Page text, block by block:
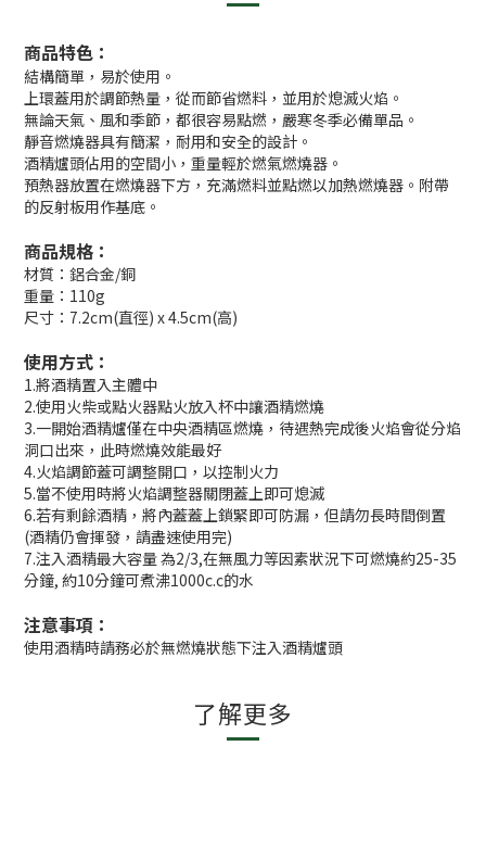
商品特色：
結構簡單，易於使用。
上環蓋用於調節熱量，從而節省燃料，並用於熄滅火焰。
無論天氣、風和季節，都很容易點燃，嚴寒冬季必備單品。
靜音燃燒器具有簡潔，耐用和安全的設計。
酒精爐頭佔用的空間小，重量輕於燃氣燃燒器。
預熱器放置在燃燒器下方，充滿燃料並點燃以加熱燃燒器。附帶
的反射板用作基底。
商品規格：
材質：鋁合金/銅
重量：110g
尺寸：7.2cm(直徑) x 4.5cm(高)
使用方式：
1.將酒精置入主體中
2.使用火柴或點火器點火放入杯中讓酒精燃燒
3.一開始酒精爐僅在中央酒精區燃燒，待遇熱完成後火焰會從分焰
洞口出來，此時燃燒效能最好
4.火焰調節蓋可調整開口，以控制火力
5.當不使用時將火焰調整器關閉蓋上即可熄滅
6.若有剩餘酒精，將內蓋蓋上鎖緊即可防漏，但請勿長時間倒置
(酒精仍會揮發，請盡速使用完)
7.注入酒精最大容量 為2/3,在無風力等因素狀況下可燃燒約25-35
分鐘, 約10分鐘可煮沸1000c.c的水
注意事項：
使用酒精時請務必於無燃燒狀態下注入酒精爐頭
了解更多